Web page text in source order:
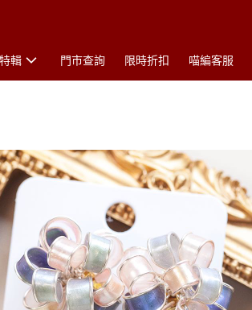
輯 門市查詢 限時折扣 喵編客服